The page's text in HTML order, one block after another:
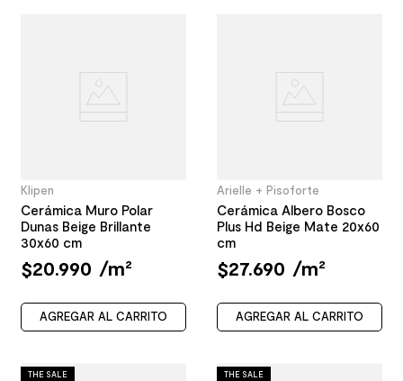
Klipen
Cerámica Muro Polar
Dunas Beige Brillante
30x60 cm
$20.990 /m²
AGREGAR AL CARRITO
Arielle + Pisoforte
Cerámica Albero Bosco
Plus Hd Beige Mate 20x60
cm
$27.690 /m²
AGREGAR AL CARRITO
THE SALE THE SALE